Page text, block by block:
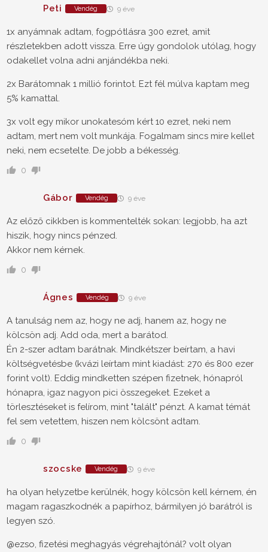
Peti Vendég 9 éve
1x anyámnak adtam, fogpótlásra 300 ezret, amit
részletekben adott vissza. Erre úgy gondolok utólag, hogy
odakellet volna adni anjándékba neki.
2x Barátomnak 1 millió forintot. Ezt fél múlva kaptam meg
5% kamattal.
3x volt egy mikor unokatesóm kért 10 ezret, neki nem
adtam, mert nem volt munkája. Fogalmam sincs mire kellet
neki, nem ecsetelte. De jobb a békesség.
0
Gábor Vendég 9 éve
Az előző cikkben is kommentelték sokan: legjobb, ha azt
hiszik, hogy nincs pénzed.
Akkor nem kérnek.
0
Ágnes Vendég 9 éve
A tanulság nem az, hogy ne adj, hanem az, hogy ne
kölcsön adj. Add oda, mert a barátod.
Én 2-szer adtam barátnak. Mindkétszer beírtam, a havi
költségvetésbe (kvázi leírtam mint kiadást: 270 és 800 ezer
forint volt). Eddig mindketten szépen fizetnek, hónapról
hónapra, igaz nagyon pici összegeket. Ezeket a
törlesztéseket is felírom, mint "talált" pénzt. A kamat témát
fel sem vetettem, hiszen nem kölcsönt adtam.
0
szocske Vendég 9 éve
ha olyan helyzetbe kerülnék, hogy kölcsön kell kérnem, én
magam ragaszkodnék a papírhoz, bármilyen jó barátról is
legyen szó.
@ezso, fizetési meghagyás végrehajtónál? volt olyan